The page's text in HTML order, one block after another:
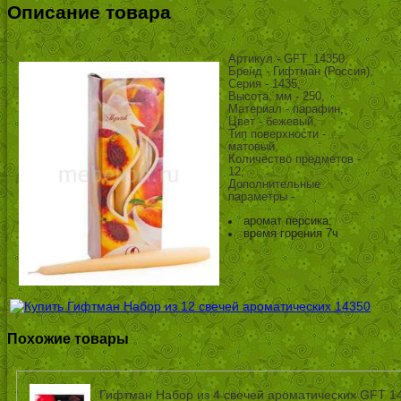
Описание товара
Артикул - GFT_14350,
Бренд - Гифтман (Россия),
Серия - 1435,
Высота, мм - 250,
Материал - парафин,
Цвет - бежевый,
Тип поверхности -
матовый,
Количество предметов -
12,
Дополнительные
параметры -
аромат персика;
время горения 7ч
Похожие товары
Гифтман Набор из 4 свечей ароматических GFT